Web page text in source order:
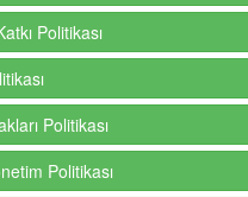
Politikası
Politikası
Politikası